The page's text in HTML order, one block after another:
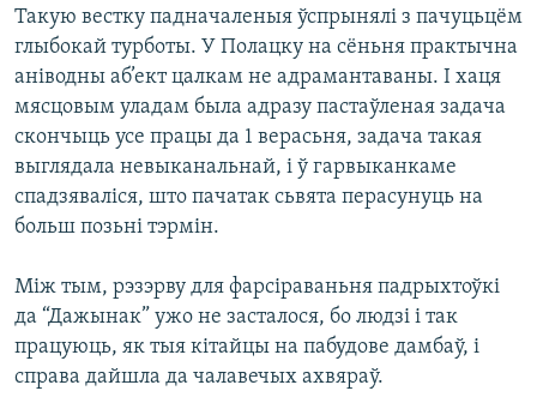
Такую вестку падначаленыя ўспрынялі з пачуцьцём
глыбокай турботы. У Полацку на сёньня практычна
аніводны аб’ект цалкам не адрамантаваны. І хаця
мясцовым уладам была адразу пастаўленая задача
скончыць усе працы да 1 верасьня, задача такая
выглядала невыканальнай, і ў гарвыканкаме
спадзяваліся, што пачатак сьвята перасунуць на
больш позьні тэрмін.
Між тым, рэзэрву для фарсіраваньня падрыхтоўкі
да “Дажынак” ужо не засталося, бо людзі і так
працуюць, як тыя кітайцы на пабудове дамбаў, і
справа дайшла да чалавечых ахвяраў.